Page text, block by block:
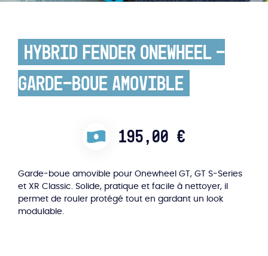
Hybrid Fender Onewheel –
Garde-boue amovible
195,00 €
Garde-boue amovible pour Onewheel GT, GT S-Series
et XR Classic. Solide, pratique et facile à nettoyer, il
permet de rouler protégé tout en gardant un look
modulable.